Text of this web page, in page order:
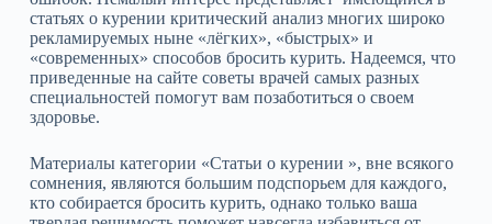
статьях о курении критический анализ многих широко
рекламируемых ныне «лёгких», «быстрых» и
«современных» способов бросить курить. Надеемся, что
приведенные на сайте советы врачей самых разных
специальностей помогут вам позаботиться о своем
здоровье.
Материалы категории «Статьи о курении », вне всякого
сомнения, являются большим подспорьем для каждого,
кто собирается бросить курить, однако только ваша